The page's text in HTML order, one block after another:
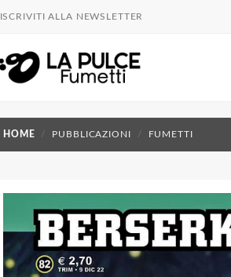
ISCRIVITI ALLA NEWSLETTER
HOME PUBBLICAZIONI FUMETTI